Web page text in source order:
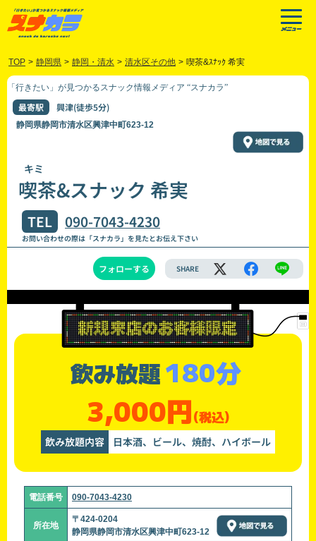
TOP > 静岡県 > 静岡・清水 > 清水区その他 > 喫茶&ｽﾅｯｸ 希実
「行きたい」が見つかるスナック情報メディア “スナカラ”
最寄駅 興津(徒歩5分)
静岡県静岡市清水区興津中町623-12
キミ
喫茶&スナック 希実
TEL 090-7043-4230
お問い合わせの際は「スナカラ」を見たとお伝え下さい
フォローする SHARE
飲み放題180分
3,000円(税込)
飲み放題内容 日本酒、ビール、焼酎、ハイボール
電話番号 090-7043-4230
所在地
〒424-0204
静岡県静岡市清水区興津中町623-12